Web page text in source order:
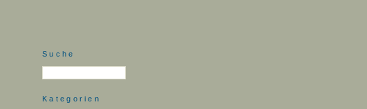
Suche
Kategorien